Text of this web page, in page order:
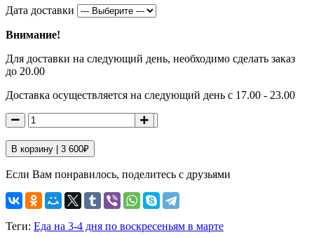
Дата доставки
Внимание!
Для доставки на следующий день, необходимо сделать заказ
до 20.00
Доставка осуществляется на следующий день с 17.00 - 23.00
В корзину | 3 600₽
Если Вам понравилось, поделитесь с друзьями
Теги: Еда на 3-4 дня по воскресеньям в марте